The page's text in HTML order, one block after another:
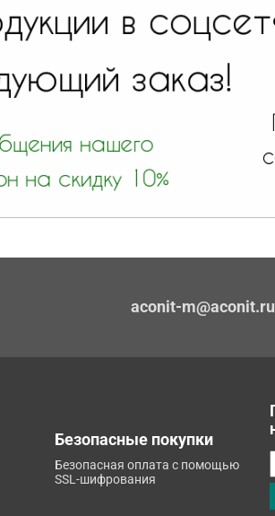
aconit-m@aconit.ru
Безопасные покупки
Безопасная оплата с помощью
SSL-шифрования